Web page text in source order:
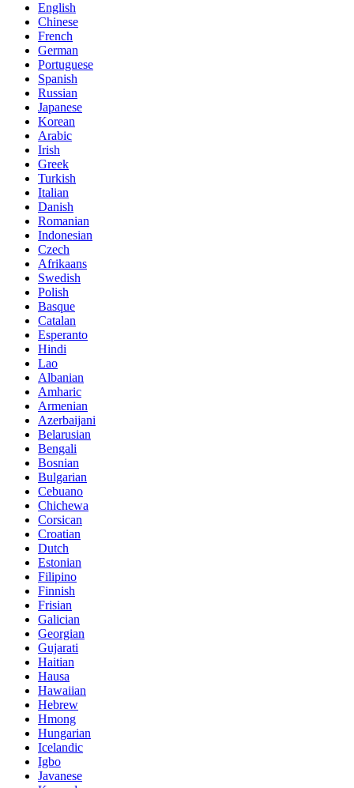
English
Chinese
French
German
Portuguese
Spanish
Russian
Japanese
Korean
Arabic
Irish
Greek
Turkish
Italian
Danish
Romanian
Indonesian
Czech
Afrikaans
Swedish
Polish
Basque
Catalan
Esperanto
Hindi
Lao
Albanian
Amharic
Armenian
Azerbaijani
Belarusian
Bengali
Bosnian
Bulgarian
Cebuano
Chichewa
Corsican
Croatian
Dutch
Estonian
Filipino
Finnish
Frisian
Galician
Georgian
Gujarati
Haitian
Hausa
Hawaiian
Hebrew
Hmong
Hungarian
Icelandic
Igbo
Javanese